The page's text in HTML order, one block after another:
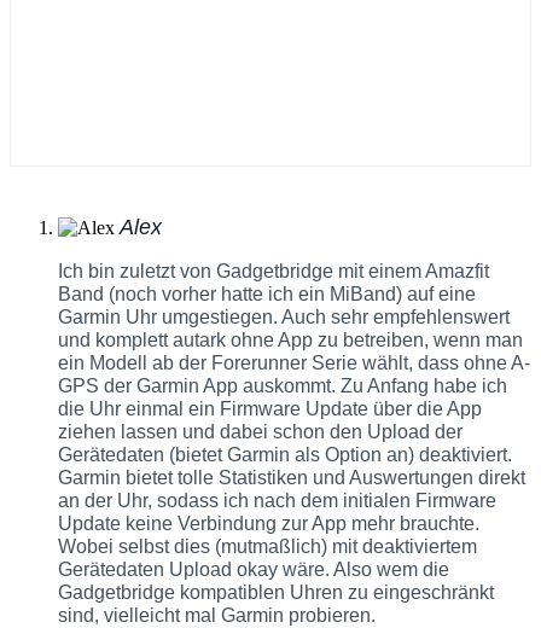
Alex
Ich bin zuletzt von Gadgetbridge mit einem Amazfit
Band (noch vorher hatte ich ein MiBand) auf eine
Garmin Uhr umgestiegen. Auch sehr empfehlenswert
und komplett autark ohne App zu betreiben, wenn man
ein Modell ab der Forerunner Serie wählt, dass ohne A-
GPS der Garmin App auskommt. Zu Anfang habe ich
die Uhr einmal ein Firmware Update über die App
ziehen lassen und dabei schon den Upload der
Gerätedaten (bietet Garmin als Option an) deaktiviert.
Garmin bietet tolle Statistiken und Auswertungen direkt
an der Uhr, sodass ich nach dem initialen Firmware
Update keine Verbindung zur App mehr brauchte.
Wobei selbst dies (mutmaßlich) mit deaktiviertem
Gerätedaten Upload okay wäre. Also wem die
Gadgetbridge kompatiblen Uhren zu eingeschränkt
sind, vielleicht mal Garmin probieren.